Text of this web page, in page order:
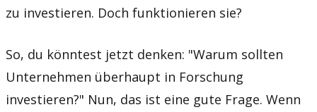
zu investieren. Doch funktionieren sie?
So, du könntest jetzt denken: "Warum sollten
Unternehmen überhaupt in Forschung
investieren?" Nun, das ist eine gute Frage. Wenn